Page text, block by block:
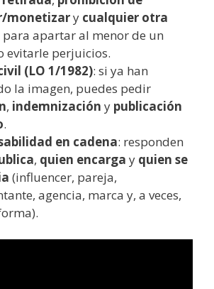
monetizary cualquier otra
para apartar al menor de un
evitarle perjuicios.
(LO 1/1982): si ya han
la imagen, puedes pedir
, indemnización y publicación
.
en cadena: responden
, quien encarga y quien se
(influencer, pareja,
agencia, marca y, a veces,